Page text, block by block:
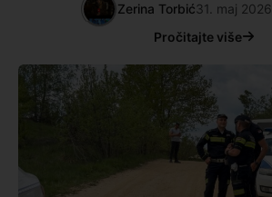
Zerina Torbić31. maj 2026.
Pročitajte više